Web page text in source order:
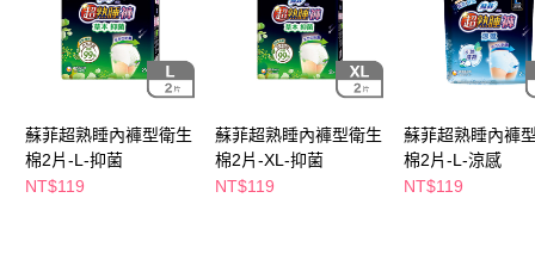
權轉讓予恩沛科技股份有限公司。
２．關於個人資料處理事宜，請瀏覽以下網址：
https://aftee.tw/terms/#terms3
３．未成年的使用者請事先徵得法定代理人或監護人之同意方可使用
「AFTEE先享後付」，若未經同意申辦者引起之損失，本公司不負相關責
４．使用「AFTEE先享後付」時，將依據個別帳號之用戶狀況，依本公司即
時審查核予不同之上限額度；若仍有額度不足之情形，本公司將視審查結果
請求用戶進行身份認證。
付款後7-11取貨
每筆NT$65，滿NT$490(含以上)免運費
付款後寶雅門市自取(由倉庫統一出貨)
每筆NT$80，滿NT$290(含以上)免運費
蘇菲超熟睡內褲型衛生
棉2片-L-抑菌
NT$119
蘇菲超熟睡內褲型衛生
棉2片-XL-抑菌
NT$119
蘇菲超熟睡內褲
棉2片-L-涼感
NT$119